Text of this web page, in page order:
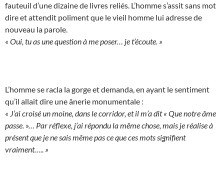
fauteuil d’une dizaine de livres reliés. L’homme s’assit sans mot
dire et attendit poliment que le vieil homme lui adresse de
nouveau la parole.
« Oui, tu as une question à me poser… je t’écoute. »
L’homme se racla la gorge et demanda, en ayant le sentiment
qu’il allait dire une ânerie monumentale :
« J’ai croisé un moine, dans le corridor, et il m’a dit « Que notre âme
passe. »… Par réflexe, j’ai répondu la même chose, mais je réalise à
présent que je ne sais même pas ce que ces mots signifient
vraiment….. »